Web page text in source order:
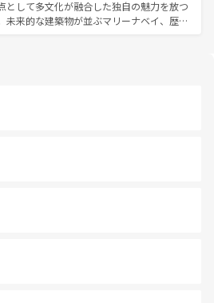
、新着のタイ情報はコンテンツ一覧を参照して
化的な体験まで、香港を存分に楽しみ尽く
、新着の香港情報はコンテンツ一覧を参照して
として多文化が融合した独自の魅力を放つ
未来的な建築物が並ぶマリーナベイ、歴史
は地元の風情を楽しめる外せないスポット